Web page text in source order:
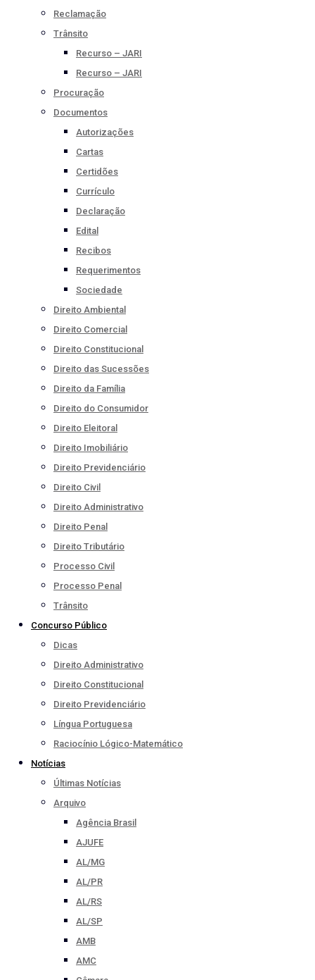
Reclamação
Trânsito
Recurso – JARI
Recurso – JARI
Procuração
Documentos
Autorizações
Cartas
Certidões
Currículo
Declaração
Edital
Recibos
Requerimentos
Sociedade
Direito Ambiental
Direito Comercial
Direito Constitucional
Direito das Sucessões
Direito da Família
Direito do Consumidor
Direito Eleitoral
Direito Imobiliário
Direito Previdenciário
Direito Civil
Direito Administrativo
Direito Penal
Direito Tributário
Processo Civil
Processo Penal
Trânsito
Concurso Público
Dicas
Direito Administrativo
Direito Constitucional
Direito Previdenciário
Língua Portuguesa
Raciocínio Lógico-Matemático
Notícias
Últimas Notícias
Arquivo
Agência Brasil
AJUFE
AL/MG
AL/PR
AL/RS
AL/SP
AMB
AMC